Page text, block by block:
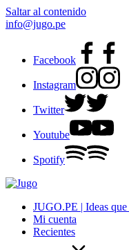
Saltar al contenido
info@jugo.pe
Facebook
Instagram
Twitter
Youtube
Spotify
JUGO.PE | Ideas
Mi cuenta
Recientes